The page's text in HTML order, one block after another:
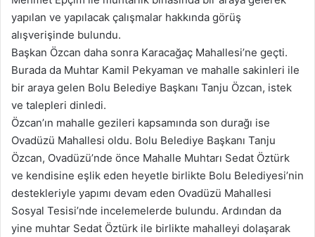
yapılan ve yapılacak çalışmalar hakkında görüş
alışverişinde bulundu.
Başkan Özcan daha sonra Karacağaç Mahallesi’ne geçti.
Burada da Muhtar Kamil Pekyaman ve mahalle sakinleri ile
bir araya gelen Bolu Belediye Başkanı Tanju Özcan, istek
ve talepleri dinledi.
Özcan’ın mahalle gezileri kapsamında son durağı ise
Ovadüzü Mahallesi oldu. Bolu Belediye Başkanı Tanju
Özcan, Ovadüzü’nde önce Mahalle Muhtarı Sedat Öztürk
ve kendisine eşlik eden heyetle birlikte Bolu Belediyesi’nin
destekleriyle yapımı devam eden Ovadüzü Mahallesi
Sosyal Tesisi’nde incelemelerde bulundu. Ardından da
yine muhtar Sedat Öztürk ile birlikte mahalleyi dolaşarak